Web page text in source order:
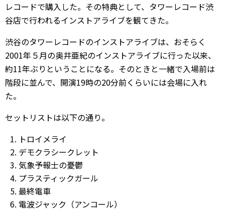
レコードで購入した。その特典として、タワーレコード渋
谷店で行われるインストアライブを観てきた。
渋谷のタワーレコードのインストアライブは、おそらく
2001年５月の奥井亜紀のインストアライブに行った以来、
約11年ぶりということになる。そのときと一緒で入場前は
階段に並んで、開演19時の20分前くらいには会場に入れ
た。
セットリストは以下の通り。
トロイメライ
デモクラシークレット
気象予報士の憂鬱
プラスティックガール
最終電車
電波ジャック（アンコール）